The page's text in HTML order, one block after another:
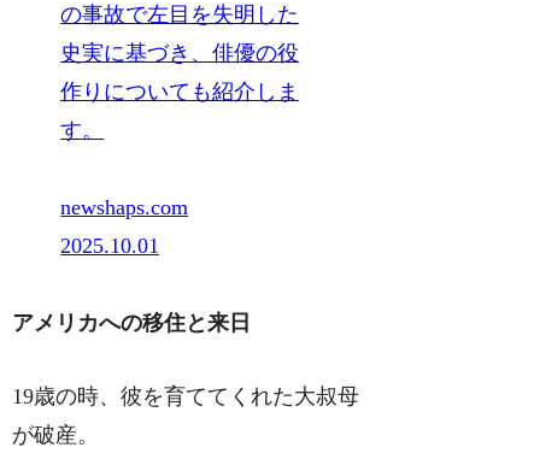
の事故で左目を失明した
史実に基づき、俳優の役
作りについても紹介しま
す。
newshaps.com
2025.10.01
アメリカへの移住と来日
19歳の時、彼を育ててくれた大叔母
が破産。